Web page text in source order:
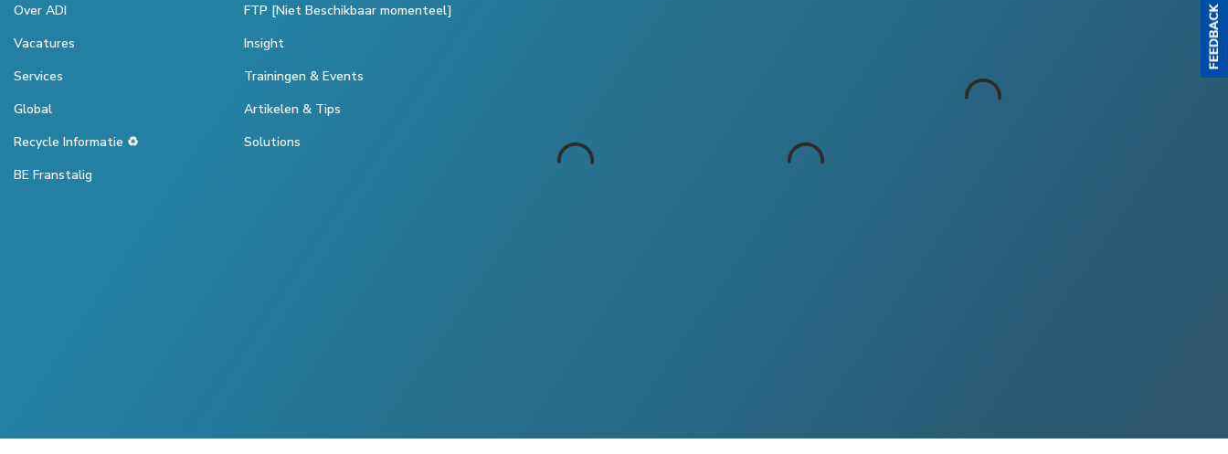
Over ADI
Vacatures
Services
Global
Recycle Informatie ♻️
BE Franstalig
FTP [Niet Beschikbaar momenteel]
Insight
Trainingen & Events
Artikelen & Tips
Solutions